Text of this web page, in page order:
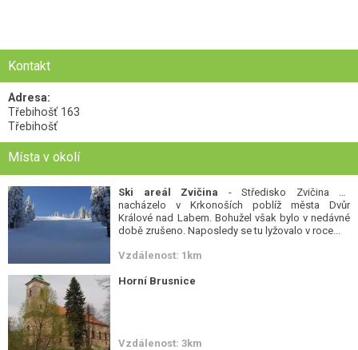
Kontakt
Adresa:
Třebihošť 163
Třebihošť
Místa v okolí
Ski areál Zvičina - Středisko Zvičina se
nacházelo v Krkonoších poblíž města Dvůr
Králové nad Labem. Bohužel však bylo v nedávné
době zrušeno. Naposledy se tu lyžovalo v roce...
Vzdálenost: 1km
Horní Brusnice
Vzdálenost: 3km